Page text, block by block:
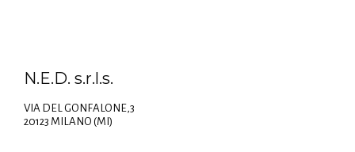
N.E.D. s.r.l.s.
VIA DEL GONFALONE,3
20123 MILANO (MI)